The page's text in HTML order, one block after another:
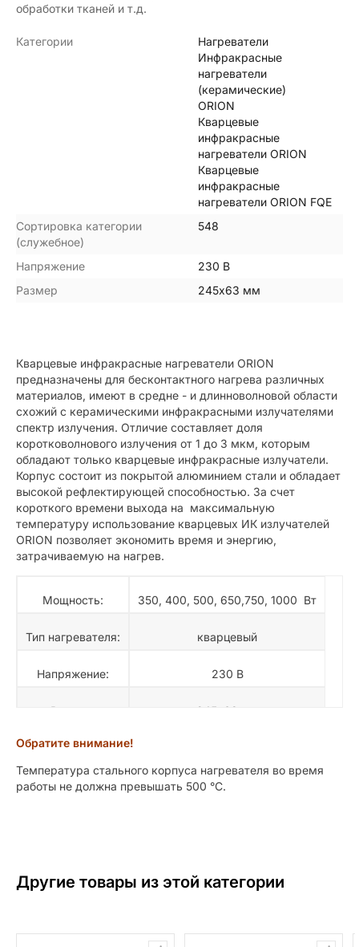
обработки тканей и т.д.
Категории
Нагреватели
Инфракрасные
нагреватели
(керамические)
ORION
Кварцевые
инфракрасные
нагреватели ORION
Кварцевые
инфракрасные
нагреватели ORION FQE
Сортировка категории
(служебное)
548
Напряжение
230 В
Размер
245х63 мм
Кварцевые инфракрасные нагреватели ORION
предназначены для бесконтактного нагрева различных
материалов, имеют в средне - и длинноволновой области
схожий с керамическими инфракрасными излучателями
спектр излучения. Отличие составляет доля
коротковолнового излучения от 1 до 3 мкм, которым
обладают только кварцевые инфракрасные излучатели.
Корпус состоит из покрытой алюминием стали и обладает
высокой рефлектирующей способностью. За счет
короткого времени выхода на максимальную
температуру использование кварцевых ИК излучателей
ORION позволяет экономить время и энергию,
затрачиваемую на нагрев.
Мощность: 350, 400, 500, 650,750, 1000 Вт
Тип нагревателя: кварцевый
Напряжение: 230 В
Размер: 245х63 мм
Корпус:
Обратите внимание!
Температура стального корпуса нагревателя во время
работы не должна превышать 500 °C.
Другие товары из этой категории